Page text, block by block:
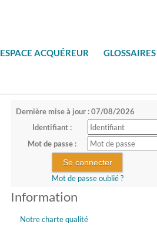
ESPACE ACQUÉREUR GLOSSAIRES
Dernière mise à jour : 07/08/2026
Identifiant :
Mot de passe :
Mot de passe oublié ?
Information
Notre charte qualité